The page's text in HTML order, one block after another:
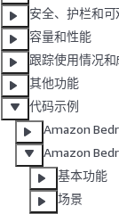
安全、护栏和可
容量和性能
跟踪使用情况和
其他功能
代码示例
Amazon
Amazon
基本功能
场景